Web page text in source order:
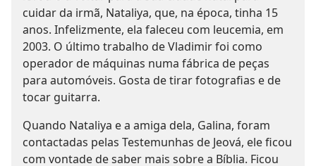
cuidar da irmã, Nataliya, que, na época, tinha 15
anos. Infelizmente, ela faleceu com leucemia, em
2003. O último trabalho de Vladimir foi como
operador de máquinas numa fábrica de peças
para automóveis. Gosta de tirar fotografias e de
tocar guitarra.
Quando Nataliya e a amiga dela, Galina, foram
contactadas pelas Testemunhas de Jeová, ele ficou
com vontade de saber mais sobre a Bíblia. Ficou